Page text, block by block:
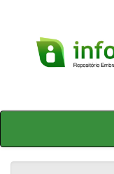
Skip